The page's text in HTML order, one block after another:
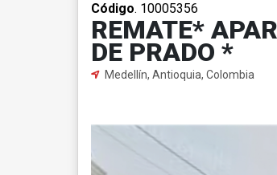
Código. 10005356
REMATE*
DE PRADO *
Medellín, Antioquia, Colombia